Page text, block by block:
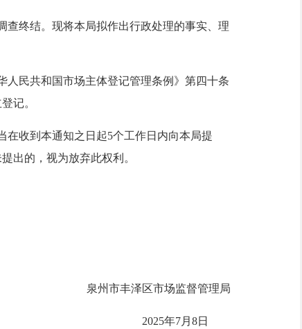
终结。现将本局拟作出行政处理的事实、理
民共和国市场主体登记管理条例》第四十条
记。
收到本通知之日起5个工作日内向本局提
出的，视为放弃此权利。
泉州市丰泽区市场监督管理局
2025年7月8日